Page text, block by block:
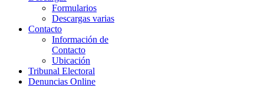
Formularios
Descargas varias
Contacto
Información de
Contacto
Ubicación
Tribunal Electoral
Denuncias Online